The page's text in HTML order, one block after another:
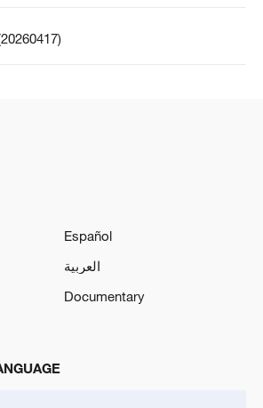
Español
العربية
Documentary